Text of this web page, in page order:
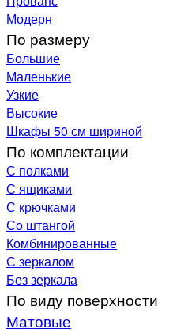
Модерн
По размеру
Большие
Маленькие
Узкие
Высокие
Шкафы 50 см шириной
По комплектации
С полками
С ящиками
С крючками
Со штангой
Комбинированные
С зеркалом
Без зеркала
По виду поверхности
Матовые